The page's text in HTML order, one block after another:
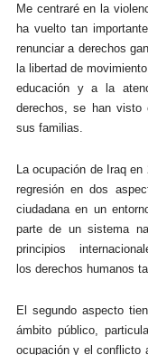
Me centraré en la
ha vuelto tan
renunciar a derechos
la libertad de
educación y a la
derechos, se han visto
sus familias.
La ocupación de Iraq
regresión en dos
ciudadana en un
parte de un sistema
principios
los derechos humanos
El segundo aspecto
ámbito público,
ocupación y el conflicto